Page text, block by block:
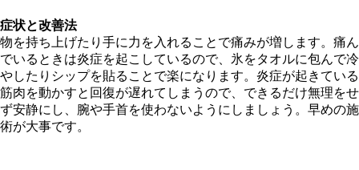
症状と改善法
物を持ち上げたり手に力を入れることで痛みが増します。痛ん
でいるときは炎症を起こしているので、氷をタオルに包んで冷
やしたりシップを貼ることで楽になります。炎症が起きている
筋肉を動かすと回復が遅れてしまうので、できるだけ無理をせ
ず安静にし、腕や手首を使わないようにしましょう。早めの施
術が大事です。